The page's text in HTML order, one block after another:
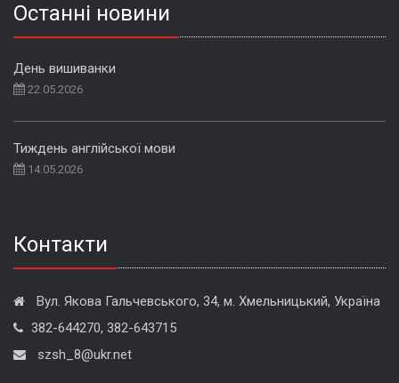
Останні новини
День вишиванки
22.05.2026
Тиждень англійської мови
14.05.2026
Контакти
Вул. Якова Гальчевського, 34, м. Хмельницький, Україна
382-644270, 382-643715
szsh_8@ukr.net